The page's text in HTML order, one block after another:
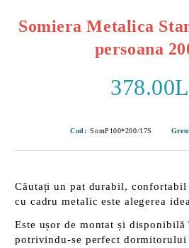
Somiera Metalica
persoana
Cod: SomP100*200/17S
Căutați un pat durabil, confortabil
cu cadru metalic este alegerea
Este ușor de montat și
potrivindu-se perfect dormitorului